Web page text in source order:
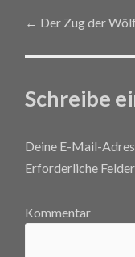
Post
← Der Zug der
Schreibe
Deine E-Mail-
Erforderliche
Kommentar